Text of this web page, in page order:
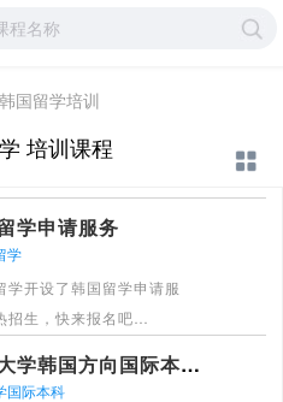
订课宝
韩国留学培训
培训课程
学申请服务
学
学开设了韩国留学申请服
招生，快来报名吧
北京理工大学韩国方向国际本科项目
国际本科